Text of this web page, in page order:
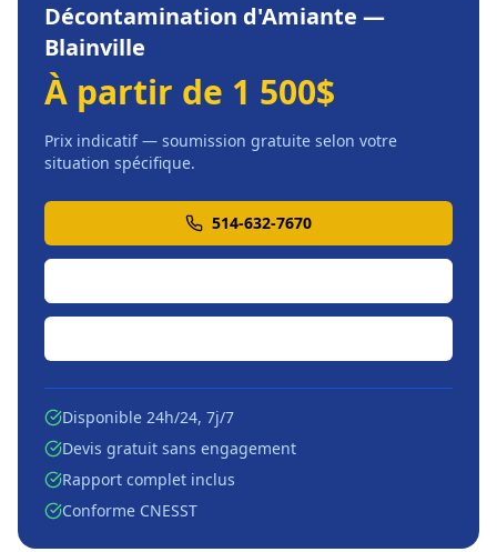
Décontamination d'Amiante —
Blainville
À partir de 1 500$
Prix indicatif — soumission gratuite selon votre
situation spécifique.
514-632-7670
Disponible 24h/24, 7j/7
Devis gratuit sans engagement
Rapport complet inclus
Conforme CNESST